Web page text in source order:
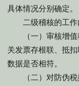
具体情况分别确定。
二级稽核的工作
（一）审核增值
关发票存根联、抵
数据是否相符。
（二）对防伪税